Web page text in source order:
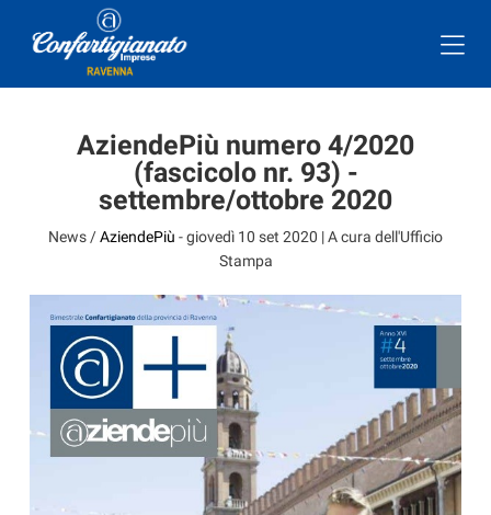
AziendePiù numero 4/2020
(fascicolo nr. 93) -
settembre/ottobre 2020
News /AziendePiù -giovedì 10 set 2020 | A cura dell'Ufficio
Stampa